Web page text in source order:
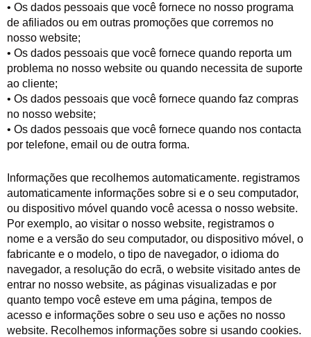
• Os dados pessoais que você fornece no nosso programa
de afiliados ou em outras promoções que corremos no
nosso website;
• Os dados pessoais que você fornece quando reporta um
problema no nosso website ou quando necessita de suporte
ao cliente;
• Os dados pessoais que você fornece quando faz compras
no nosso website;
• Os dados pessoais que você fornece quando nos contacta
por telefone, email ou de outra forma.
Informações que recolhemos automaticamente. registramos
automaticamente informações sobre si e o seu computador,
ou dispositivo móvel quando você acessa o nosso website.
Por exemplo, ao visitar o nosso website, registramos o
nome e a versão do seu computador, ou dispositivo móvel, o
fabricante e o modelo, o tipo de navegador, o idioma do
navegador, a resolução do ecrã, o website visitado antes de
entrar no nosso website, as páginas visualizadas e por
quanto tempo você esteve em uma página, tempos de
acesso e informações sobre o seu uso e ações no nosso
website. Recolhemos informações sobre si usando cookies.